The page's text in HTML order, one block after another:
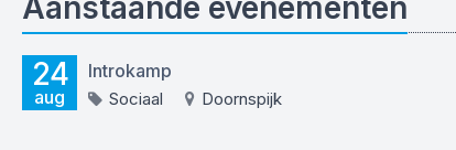
24
aug
Introkamp
Sociaal Doornspijk